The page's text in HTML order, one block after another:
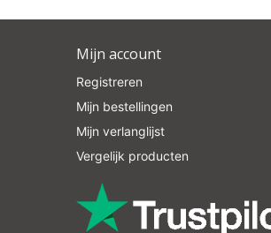
Mijn account
Registreren
Mijn bestellingen
Mijn verlanglijst
Vergelijk producten